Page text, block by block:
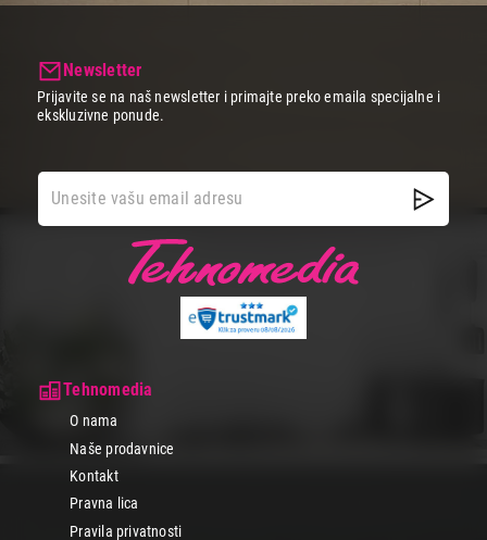
Tehnomedia
O nama
Naše prodavnice
Kontakt
Pravna lica
Pravila privatnosti
Newsletter
Prijavite se na naš newsletter i primajte preko emaila specijalne i
ekskluzivne ponude.